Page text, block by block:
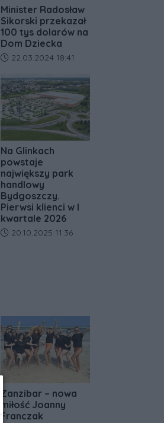
Minister Radosław
Sikorski przekazał
100 tys dolarów na
Dom Dziecka
Data dodania artykułu:
22.03.2024 18:41
Na Glinkach
powstaje
największy park
handlowy
Bydgoszczy.
Pierwsi klienci w I
kwartale 2026
Data dodania artykułu:
20.10.2025 11:36
Zanzibar – nowa
miłość Joanny
Franczak